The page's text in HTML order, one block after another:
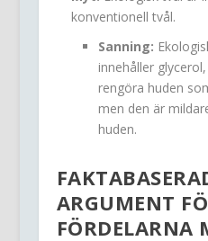
konventionell tvål.
Sanning:
innehåller
rengöra huden
men den är
huden.
ARGUMENT
FÖRDELARNA